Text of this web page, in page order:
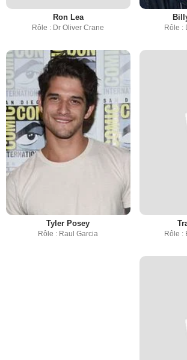
Ron Lea
Rôle : Dr Oliver Crane Rôle :
Tyler Posey
Rôle : Raul Garcia Rôle :